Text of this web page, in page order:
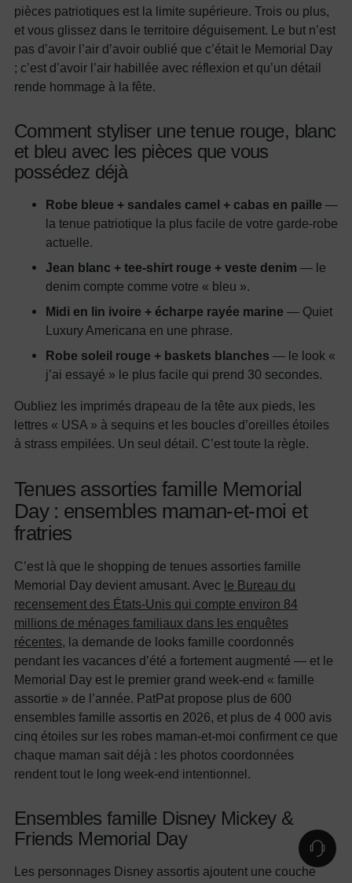
pièces patriotiques est la limite supérieure. Trois ou plus,
et vous glissez dans le territoire déguisement. Le but n’est
pas d’avoir l’air d’avoir oublié que c’était le Memorial Day
; c’est d’avoir l’air habillée avec réflexion et qu’un détail
rende hommage à la fête.
Comment styliser une tenue rouge, blanc
et bleu avec les pièces que vous
possédez déjà
Robe bleue + sandales camel + cabas en paille —
la tenue patriotique la plus facile de votre garde-robe
actuelle.
Jean blanc + tee-shirt rouge + veste denim — le
denim compte comme votre « bleu ».
Midi en lin ivoire + écharpe rayée marine — Quiet
Luxury Americana en une phrase.
Robe soleil rouge + baskets blanches — le look «
j’ai essayé » le plus facile qui prend 30 secondes.
Oubliez les imprimés drapeau de la tête aux pieds, les
lettres « USA » à sequins et les boucles d’oreilles étoiles
à strass empilées. Un seul détail. C’est toute la règle.
Tenues assorties famille Memorial
Day : ensembles maman-et-moi et
fratries
C’est là que le shopping de tenues assorties famille
Memorial Day devient amusant. Avec le Bureau du
recensement des États-Unis qui compte environ 84
millions de ménages familiaux dans les enquêtes
récentes , la demande de looks famille coordonnés
pendant les vacances d’été a fortement augmenté — et le
Memorial Day est le premier grand week-end « famille
assortie » de l’année. PatPat propose plus de 600
ensembles famille assortis en 2026, et plus de 4 000 avis
cinq étoiles sur les robes maman-et-moi confirment ce que
chaque maman sait déjà : les photos coordonnées
rendent tout le long week-end intentionnel.
Ensembles famille Disney Mickey &
Friends Memorial Day
Les personnages Disney assortis ajoutent une couche